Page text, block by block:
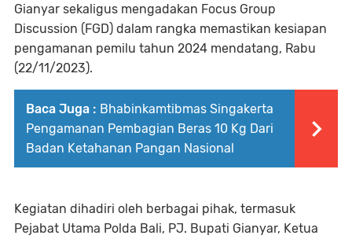
Gianyar sekaligus mengadakan Focus Group
Discussion (FGD) dalam rangka memastikan kesiapan
pengamanan pemilu tahun 2024 mendatang, Rabu
(22/11/2023).
Baca Juga : Bhabinkamtibmas Singakerta
Pengamanan Pembagian Beras 10 Kg Dari
Badan Ketahanan Pangan Nasional
Kegiatan dihadiri oleh berbagai pihak, termasuk
Pejabat Utama Polda Bali, PJ. Bupati Gianyar, Ketua